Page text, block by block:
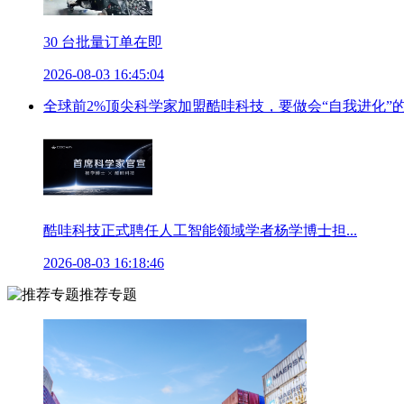
30 台批量订单在即
2026-08-03 16:45:04
全球前2%顶尖科学家加盟酷哇科技，要做会“自我进化”
酷哇科技正式聘任人工智能领域学者杨学博士担...
2026-08-03 16:18:46
推荐专题